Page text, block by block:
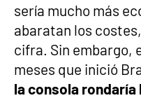
sería mucho más
abaratan los
cifra. Sin embargo,
meses que inició
la consola rondaría